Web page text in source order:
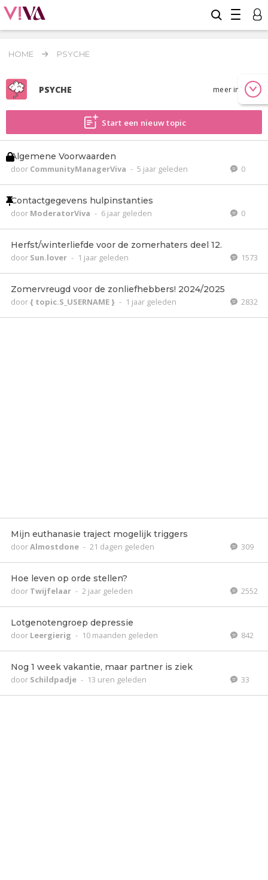
HOME PSYCHE
PSYCHE meer info
Start een nieuw topic
Algemene Voorwaarden
door CommunityManagerViva - 5 jaar geleden 0
Contactgegevens hulpinstanties
door ModeratorViva - 6 jaar geleden 0
Herfst/winterliefde voor de zomerhaters deel 12.
door Sun.lover - 1 jaar geleden 1573
Zomervreugd voor de zonliefhebbers! 2024/2025
door{ topic.S_USERNAME } - 1 jaar geleden 2832
Mijn euthanasie traject mogelijk triggers
doorAlmostdone - 21 dagen geleden 309
Hoe leven op orde stellen?
door Twijfelaar - 2 jaar geleden 2552
Lotgenotengroep depressie
door Leergierig - 10 maanden geleden 842
Nog 1 week vakantie, maar partner is ziek
door Schildpadje - 13 uren geleden 33